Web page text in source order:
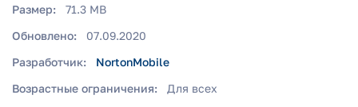
Размер:
71.3 MB
Обновлено:
07.09.2020
Разработчик:
NortonMobile
Возрастные ограничения:
Для всех